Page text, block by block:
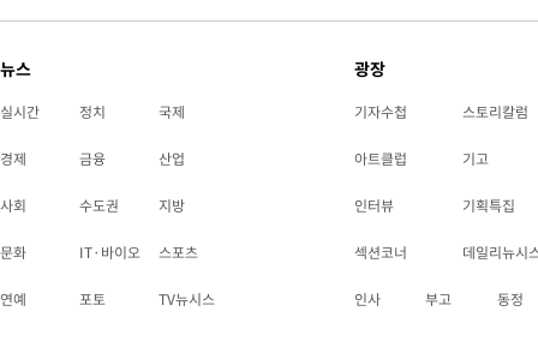
뉴스
실시간 정치 국제
경제 금융 산업
사회 수도권 지방
문화 IT·바이오 스포츠
연예 포토 TV뉴시스
광장
기자수첩 스토리칼럼
아트클럽 기고
인터뷰 기획특집
섹션코너 데일리뉴시
인사 부고 동정